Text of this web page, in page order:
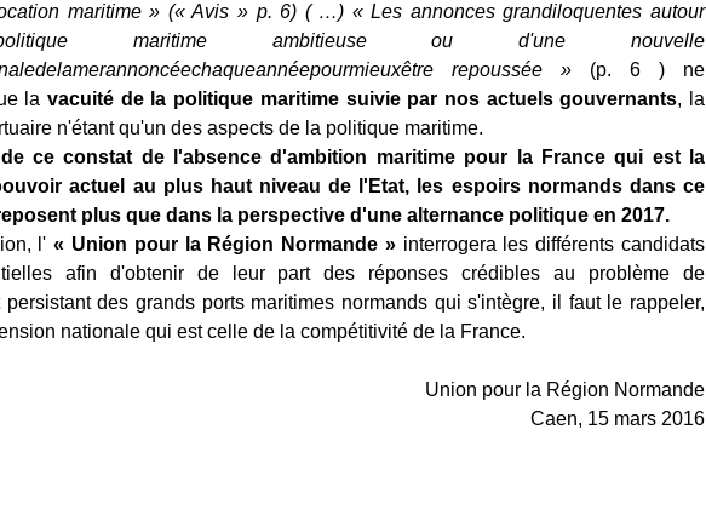
maritime » (« Avis » p. 6) ( …) « Les annonces grandiloquentes autour
maritime ambitieuse ou d'une nouvelle
delamerannoncéechaqueannéepourmieuxêtre repoussée » (p. 6 ) ne
lavacuité de la politique maritime suivie par nos actuels gouvernants, la
n'étant qu'un des aspects de la politique maritime.
ce constat de l'absence d'ambition maritime pour la France qui est la
actuel au plus haut niveau de l'Etat, les espoirs normands dans ce
plus que dans la perspective d'une alternance politique en 2017.
l'« Union pour la Région Normande »interrogera les différents candidats
afin d'obtenir de leur part des réponses crédibles au problème de
persistant des grands ports maritimes normands qui s'intègre, il faut le rappeler,
nationale qui est celle de la compétitivité de la France.
Union pour la Région Normande
Caen, 15 mars 2016